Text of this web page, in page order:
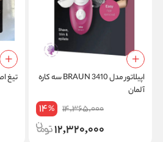
اپیلاتور مدل BRAUN 3410 سه کاره
آلمان
14,365,000
14%
12,320,000
تیغ اصلاح